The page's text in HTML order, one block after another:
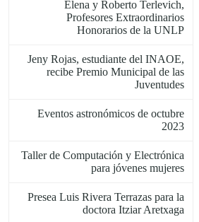
Elena y Roberto Terlevich,
Profesores Extraordinarios
Honorarios de la UNLP
Jeny Rojas, estudiante del INAOE,
recibe Premio Municipal de las
Juventudes
Eventos astronómicos de octubre
2023
Taller de Computación y Electrónica
para jóvenes mujeres
Presea Luis Rivera Terrazas para la
doctora Itziar Aretxaga